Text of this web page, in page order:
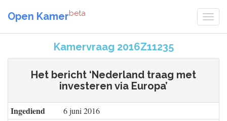
Open Kamerbeta
Kamervraag 2016Z11235
Het bericht ‘Nederland traag met
investeren via Europa’
Ingediend 6 juni 2016